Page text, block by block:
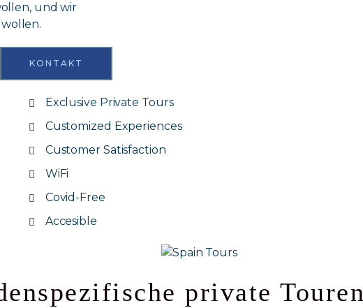
und wir
KONTAKT
Exclusive Private Tours
Customized Experiences
Customer Satisfaction
WiFi
Covid-Free
Accesible
private Touren